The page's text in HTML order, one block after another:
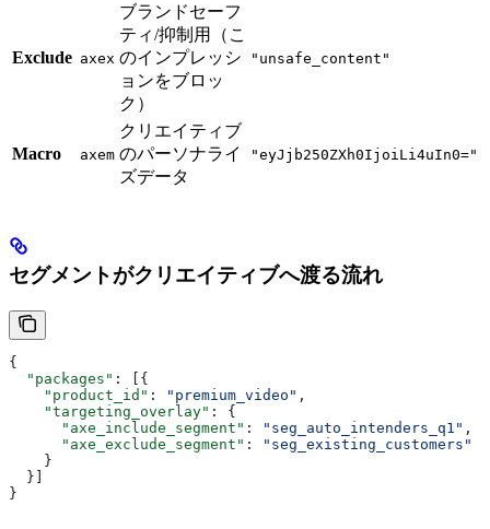
Exclude axex
ブランドセーフ
ティ/抑制用（こ
のインプレッシ
ョンをブロッ
ク）
"unsafe_content"
Macro axem
クリエイティブ
のパーソナライ
ズデータ
"eyJjb250ZXh0IjoiLi4uIn0="
セグメントがクリエイティブへ渡る流れ
{
  "packages"
: [{
    "product_id"
: "premium_video" ,
    "targeting_overlay"
: {
      "axe_include_segment"
: "seg_auto_intenders_q1" ,
      "axe_exclude_segment"
:
"seg_existing_customers"
    }
  }]
}